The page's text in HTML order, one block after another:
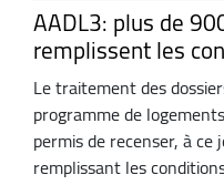
AADL3: plus de
remplissent les
Le traitement des
programme de
permis de recenser, à
remplissant les